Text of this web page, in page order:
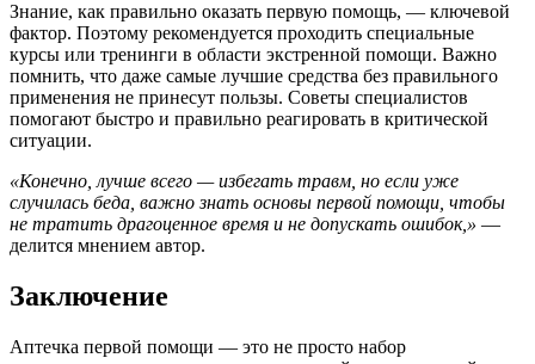
Знание, как правильно оказать первую помощь, — ключевой
фактор. Поэтому рекомендуется проходить специальные
курсы или тренинги в области экстренной помощи. Важно
помнить, что даже самые лучшие средства без правильного
применения не принесут пользы. Советы специалистов
помогают быстро и правильно реагировать в критической
ситуации.
«Конечно, лучше всего — избегать травм, но если уже
случилась беда, важно знать основы первой помощи, чтобы
не тратить драгоценное время и не допускать ошибок,» —
делится мнением автор.
Заключение
Аптечка первой помощи — это не просто набор